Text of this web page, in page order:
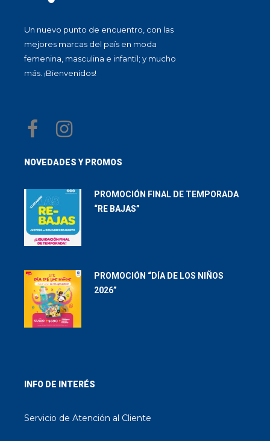
Un nuevo punto de encuentro, con las
mejores marcas del país en moda
femenina, masculina e infantil; y mucho
más. ¡Bienvenidos!
NOVEDADES Y PROMOS
PROMOCIÓN FINAL DE TEMPORADA
“RE BAJAS”
PROMOCIÓN “DÍA DE LOS NIÑOS
2026”
INFO DE INTERÉS
Servicio de Atención al Cliente